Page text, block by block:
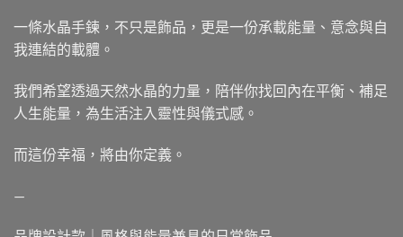
一條水晶手鍊，不只是飾品，更是一份承載能量、意念與自
我連結的載體。
我們希望透過天然水晶的力量，陪伴你找回內在平衡、補足
人生能量，為生活注入靈性與儀式感。
而這份幸福，將由你定義。
—